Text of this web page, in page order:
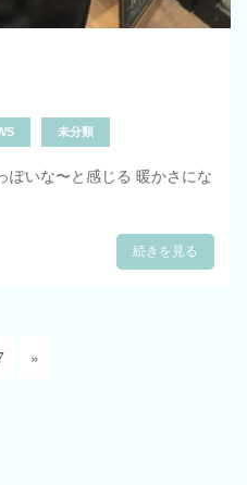
未分類
ぽいな〜と感じる 暖かさにな
続きを見る
»